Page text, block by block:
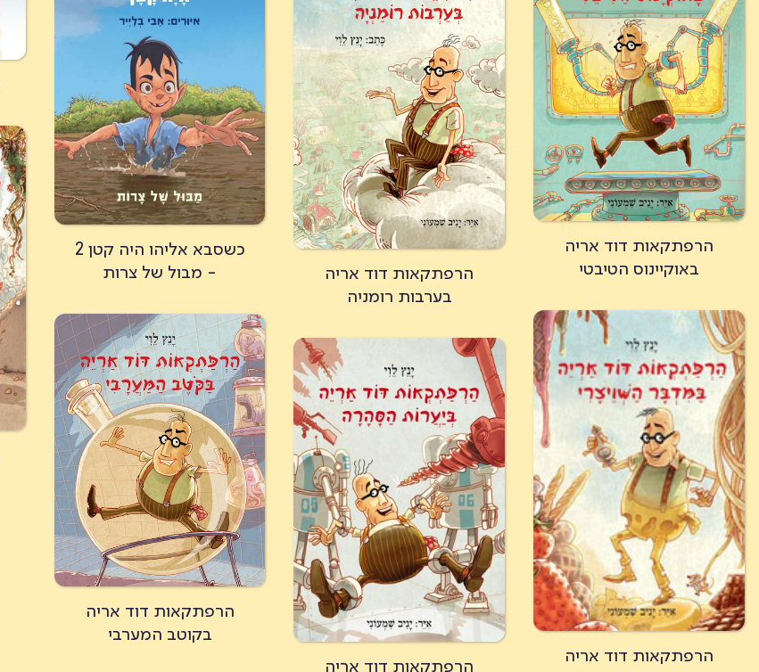
הרפתקאות דוד אריה
באוקיינוס הטיבטי
כשסבא אליהו היה קטן 2
- מבול של צרות
הרפתקאות דוד אריה
בערבות רומניה
הרפתקאות דוד אריה
הרפתקאות דוד אריה
בקוטב המערבי
הרפתקאות דוד אריה